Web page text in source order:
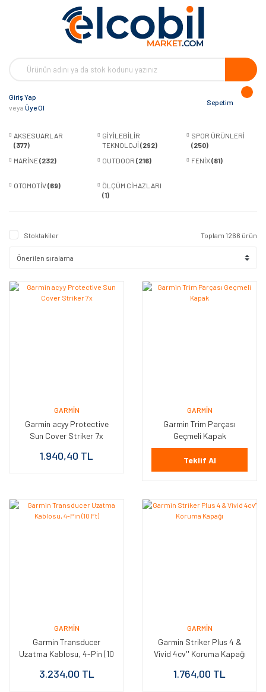
Giriş Yap
veya Üye Ol
Sepetim
AKSESUARLAR
(377)
GİYİLEBİLİR
TEKNOLOJİ(292)
SPOR ÜRÜNLERİ
(250)
MARİNE(232) OUTDOOR(216) FENİX(81)
OTOMOTİV(69)
ÖLÇÜM CİHAZLARI
(1)
Stoktakiler Toplam 1266 ürün
GARMIN
Garmin acyy Protective
Sun Cover Striker 7x
1.940,40 TL
GARMIN
Garmin Trim Parçası
Geçmeli Kapak
Teklif Al
GARMIN
Garmin Transducer
Uzatma Kablosu, 4-Pin (10
3.234,00 TL
GARMIN
Garmin Striker Plus 4 &
Vivid 4cv'' Koruma Kapağı
1.764,00 TL